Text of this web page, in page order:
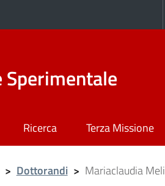
Sperimentale
Ricerca Terza Missione
> Dottorandi > Mariaclaudia Meli